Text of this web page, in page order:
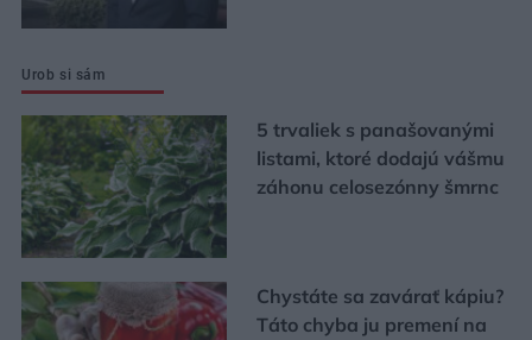
Urob si sám
5 trvaliek s panašovanými
listami, ktoré dodajú vášmu
záhonu celosezónny šmrnc
Chystáte sa zavárať kápiu?
Táto chyba ju premení na